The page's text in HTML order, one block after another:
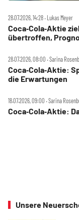
28.07.2026, 14:28 ‧ Lukas Meyer
Coca‑Cola‑Aktie
übertroffen,
28.07.2026, 08:00 ‧ Sarina
Coca‑Cola‑Aktie:
die Erwartungen
18.07.2026, 09:00 ‧ Sarina
Coca‑Cola‑Aktie:
Unsere